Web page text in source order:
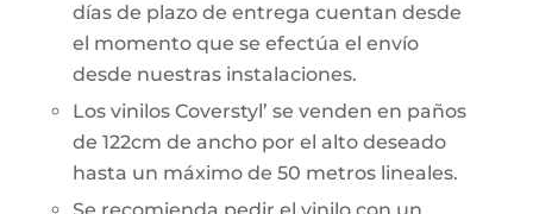
días de plazo de entrega cuentan desde
el momento que se efectúa el envío
desde nuestras instalaciones.
Los vinilos Coverstyl’ se venden en paños
de 122cm de ancho por el alto deseado
hasta un máximo de 50 metros lineales.